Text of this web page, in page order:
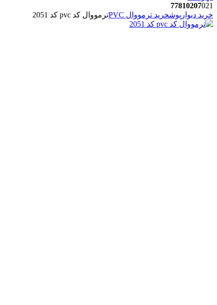
77810207021
خرید دیوارپوشخرید ترمووال PVC ترمووال کد pvc کد 2051